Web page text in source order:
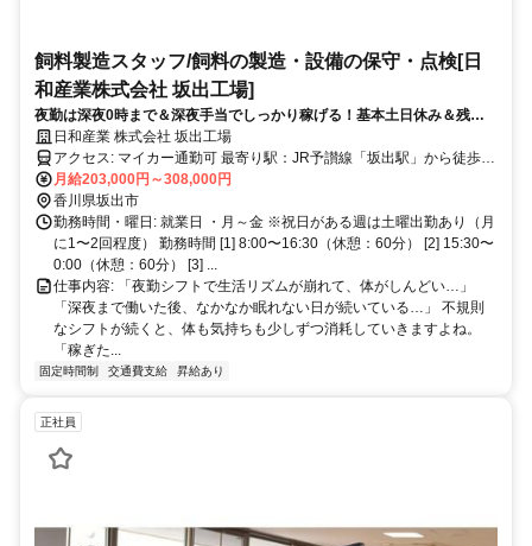
飼料製造スタッフ/飼料の製造・設備の保守・点検[日
和産業株式会社 坂出工場]
夜勤は深夜0時まで＆深夜手当でしっかり稼げる！基本土日休み＆残業
少なめ！未経験・無資格OK！
日和産業 株式会社 坂出工場
アクセス: マイカー通勤可 最寄り駅：JR予讃線「坂出駅」から徒歩で
25分
月給203,000円～308,000円
香川県坂出市
勤務時間・曜日: 就業日 ・月～金 ※祝日がある週は土曜出勤あり（月
に1〜2回程度） 勤務時間 [1] 8:00〜16:30（休憩：60分） [2] 15:30〜
0:00（休憩：60分） [3] ...
仕事内容: 「夜勤シフトで生活リズムが崩れて、体がしんどい…」
「深夜まで働いた後、なかなか眠れない日が続いている…」 不規則
なシフトが続くと、体も気持ちも少しずつ消耗していきますよね。
「稼ぎた...
固定時間制 交通費支給 昇給あり
正社員